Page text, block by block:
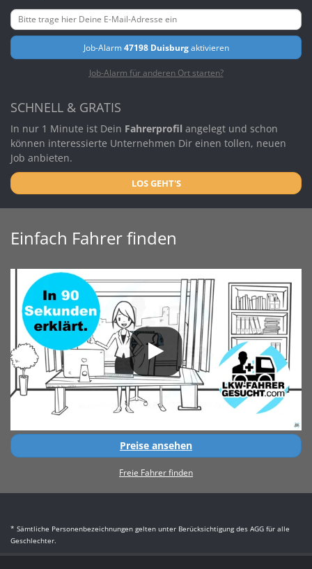
Job-Alarm47198 Duisburgaktivieren
Job-Alarm für anderen Ort starten?
SCHNELL & GRATIS
In nur 1 Minute ist Dein Fahrerprofil angelegt und schon
können interessierte Unternehmen Dir einen tollen, neuen
Job anbieten.
LOS GEHT'S
Einfach Fahrer finden
Preise ansehen
Freie Fahrer finden
* Sämtliche Personenbezeichnungen gelten unter Berücksichtigung des AGG für alle
Geschlechter.